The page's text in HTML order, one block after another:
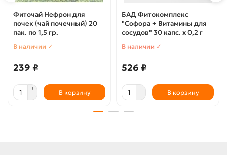
Фиточай Нефрон для
почек (чай почечный) 20
пак. по 1,5 гр.
В наличии ✓
239 ₽
В корзину
БАД Фитокомплекс
"Софора + Витамины для
сосудов" 30 капс. х 0,2 г
В наличии ✓
526 ₽
В корзину